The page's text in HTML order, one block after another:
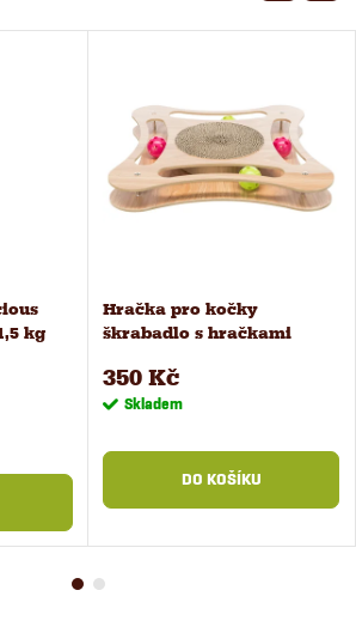
kg
Hračka pro kočky
škrabadlo s hračkami
350 Kč
Skladem
DO KOŠÍKU